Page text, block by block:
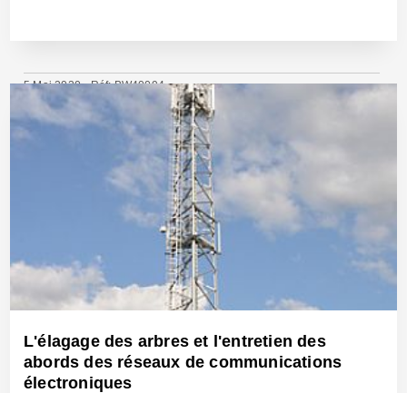
5 Mai 2020 - Réf: BW40094
L'élagage des arbres et l'entretien des
abords des réseaux de communications
électroniques